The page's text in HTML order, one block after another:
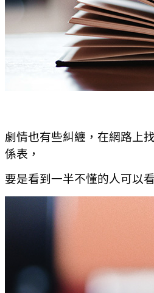
劇情也有些糾纏，在網路上
係表，
要是看到一半不懂的人可以